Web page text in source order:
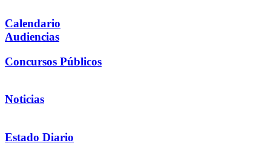
Calendario
Audiencias
Concursos Públicos
Noticias
Estado Diario